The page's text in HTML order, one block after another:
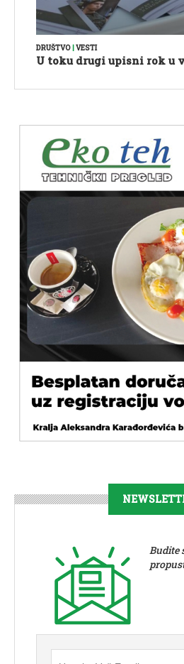
DRUŠTVO|VESTI
U toku drugi upisni rok u
Budite